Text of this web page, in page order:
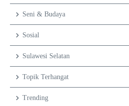
Seni & Budaya
Sosial
Sulawesi Selatan
Topik Terhangat
Trending